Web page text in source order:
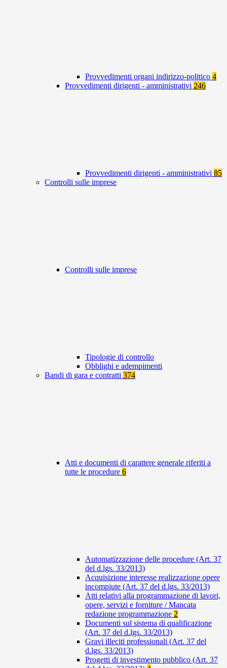
Provvedimenti organi indirizzo-politico 4
Provvedimenti dirigenti - amministrativi 246
Provvedimenti dirigenti - amministrativi 85
Controlli sulle imprese
Controlli sulle imprese
Tipologie di controllo
Obblighi e adempimenti
Bandi di gara e contratti 374
Atti e documenti di carattere generale riferiti a
tutte le procedure 6
Automatizzazione delle procedure (Art. 37
del d.lgs. 33/2013)
Acquisizione interesse realizzazione opere
incompiute (Art. 37 del d.lgs. 33/2013)
Atti relativi alla programmazione di lavori,
opere, servizi e forniture / Mancata
redazione programmazione 2
Documenti sul sistema di qualificazione
(Art. 37 del d.lgs. 33/2013)
Gravi illeciti professionali (Art. 37 del
d.lgs. 33/2013)
Progetti di investimento pubblico (Art. 37